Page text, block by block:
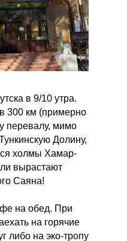
в 9/10 утра.
300 км (примерно
перевалу, мимо
Долину,
холмы Хамар-
вырастают
Саяна!
на обед. При
на горячие
либо на эко-тропу